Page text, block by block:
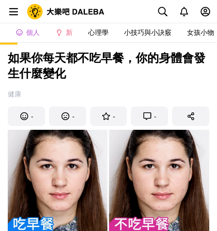
個人 新 心理學 小技巧與小訣竅 女孩小物
如果你每天都不吃早餐，你的身體會發
生什麼變化
健康
- - - -